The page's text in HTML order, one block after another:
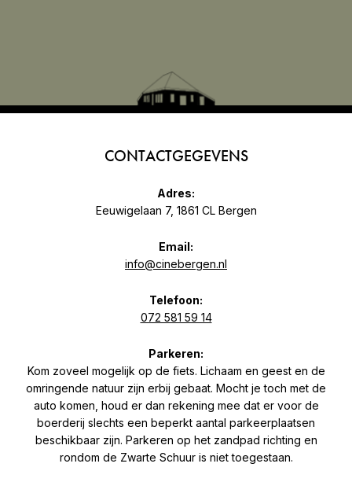
CONTACTGEGEVENS
Adres:
Eeuwigelaan 7, 1861 CL Bergen
Email:
info@cinebergen.nl
Telefoon:
072 581 59 14
Parkeren:
Kom zoveel mogelijk op de fiets. Lichaam en geest en de
omringende natuur zijn erbij gebaat. Mocht je toch met de
auto komen, houd er dan rekening mee dat er voor de
boerderij slechts een beperkt aantal parkeerplaatsen
beschikbaar zijn. Parkeren op het zandpad richting en
rondom de Zwarte Schuur is niet toegestaan.